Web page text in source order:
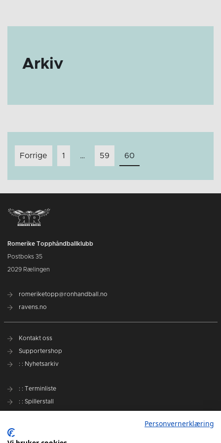
Arkiv
Innleggnavigasjon
Forrige 1 … 59 60
Romerike Topphåndballklubb
Postboks 35
2029 Rælingen
romeriketopp@ronhandball.no
ravens.no
Kontakt oss
Supportershop
: : Nyhetsarkiv
: : Terminliste
: : Spillerstall
: : Samarbeidspartnere
Personvernerklæring